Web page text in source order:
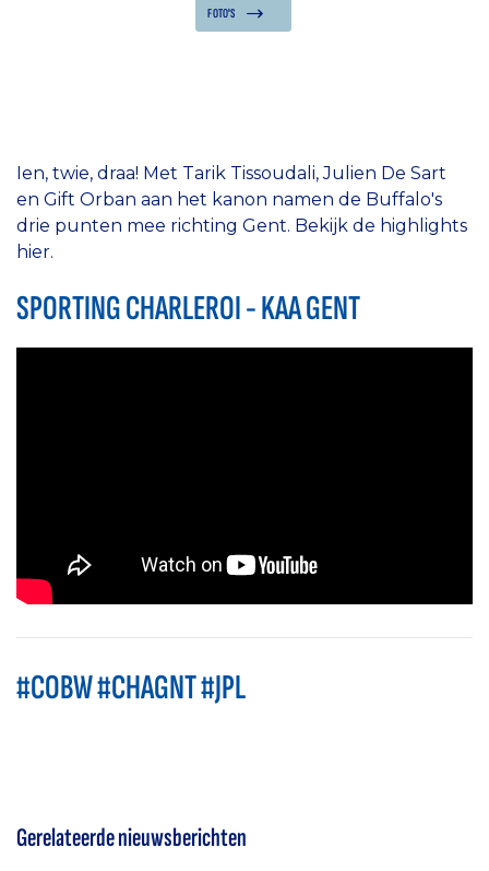
FOTO'S
Ien, twie, draa! Met Tarik Tissoudali, Julien De Sart
en Gift Orban aan het kanon namen de Buffalo's
drie punten mee richting Gent. Bekijk de highlights
hier.
SPORTING CHARLEROI - KAA GENT
#COBW #CHAGNT #JPL
Gerelateerde nieuwsberichten